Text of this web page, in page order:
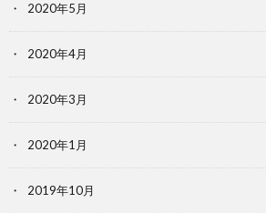
2020年5月
2020年4月
2020年3月
2020年1月
2019年10月